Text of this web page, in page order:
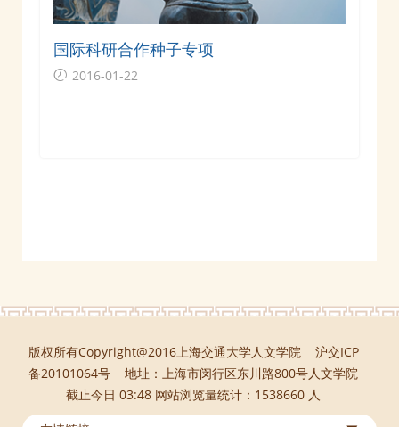
国际科研合作种子专项
2016-01-22
版权所有Copyright@2016上海交通大学人文学院 沪交ICP
备20101064号 地址：上海市闵行区东川路800号人文学院
截止今日 03:48 网站浏览量统计：1538660 人